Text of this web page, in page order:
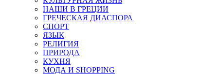
НАШИ В ГРЕЦИИ
ГРЕЧЕСКАЯ ДИАСПОРА
СПОРТ
ЯЗЫК
РЕЛИГИЯ
ПРИРОДА
КУХНЯ
МОДА И SHOPPING